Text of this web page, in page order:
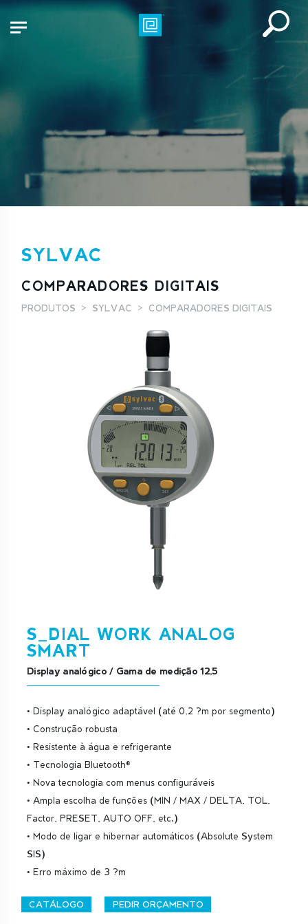
SYLVAC
COMPARADORES DIGITAIS
PRODUTOS SYLVAC COMPARADORES DIGITAIS
S_DIAL WORK ANALOG
SMART
Display analógico / Gama de medição 12,5
• Display analógico adaptável (até 0,2 ?m por segmento)
• Construção robusta
• Resistente à água e refrigerante
• Tecnologia Bluetooth®
• Nova tecnologia com menus configuráveis
• Ampla escolha de funções (MIN / MAX / DELTA, TOL,
Factor, PRESET, AUTO OFF, etc.)
• Modo de ligar e hibernar automáticos (Absolute System
SIS)
• Erro máximo de 3 ?m
CATÁLOGO PEDIR ORÇAMENTO